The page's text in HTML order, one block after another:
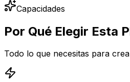
Capacidades
Por Qué Elegir Esta
Todo lo que necesitas para